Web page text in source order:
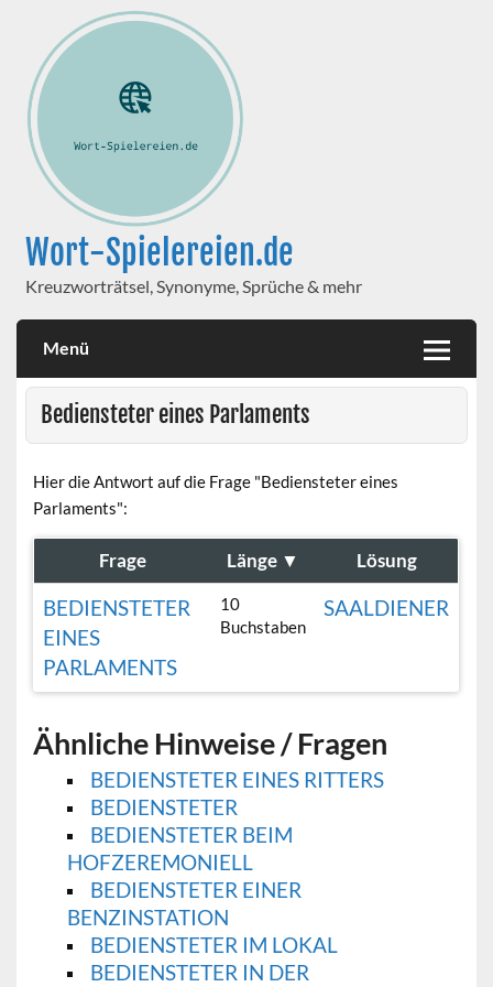
Wort-Spielereien.de
Kreuzworträtsel, Synonyme, Sprüche & mehr
Menü
Bediensteter eines Parlaments
Hier die Antwort auf die Frage "Bediensteter eines
Parlaments":
Frage Länge ▼ Lösung
BEDIENSTETER
EINES
PARLAMENTS
10
Buchstaben
SAALDIENER
Ähnliche Hinweise / Fragen
BEDIENSTETER EINES RITTERS
BEDIENSTETER
BEDIENSTETER BEIM
HOFZEREMONIELL
BEDIENSTETER EINER
BENZINSTATION
BEDIENSTETER IM LOKAL
BEDIENSTETER IN DER